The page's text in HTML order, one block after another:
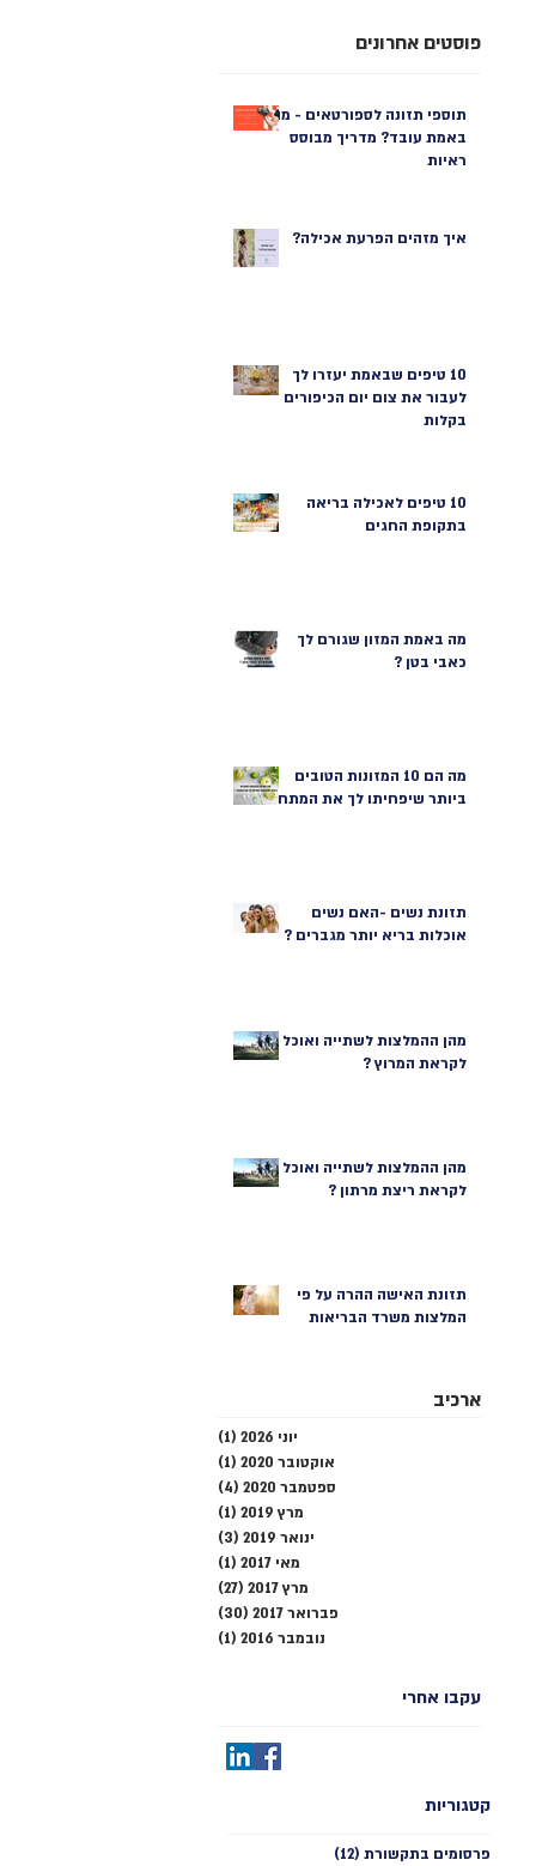
פוסטים אחרונים
תוספי תזונה לספורטאים - מה
באמת עובד? מדריך מבוסס
ראיות
איך מזהים הפרעת אכילה?
10 טיפים שבאמת יעזרו לך
לעבור את צום יום הכיפורים
בקלות
10 טיפים לאכילה בריאה
בתקופת החגים
מה באמת המזון שגורם לך
כאבי בטן ?
מה הם 10 המזונות הטובים
ביותר שיפחיתו לך את המתח?
תזונת נשים -האם נשים
אוכלות בריא יותר מגברים ?
מהן ההמלצות לשתייה ואוכל
לקראת המרוץ ?
מהן ההמלצות לשתייה ואוכל
לקראת ריצת מרתון ?
תזונת האישה ההרה על פי
המלצות משרד הבריאות
ארכיב
יוני 2026 (1)
אוקטובר 2020
(1)
ספטמבר 2020
(4)
מרץ 2019
(1)
ינואר 2019
(3)
מאי 2017
(1)
מרץ 2017
(27)
פברואר 2017
(30)
נובמבר 2016
(1)
עקבו אחרי
קטגוריות
פרסומים בתקשורת (12)